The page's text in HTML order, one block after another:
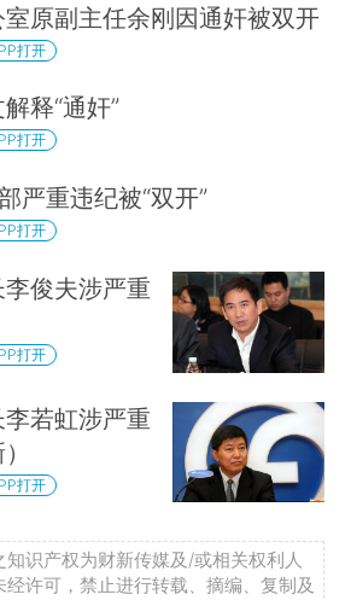
原副主任余刚因通奸被双开
打开
释“通奸”
打开
严重违纪被“双开”
打开
俊夫涉严重
打开
若虹涉严重
打开
识产权为财新传媒及/或相关权利人
许可，禁止进行转载、摘编、复制及